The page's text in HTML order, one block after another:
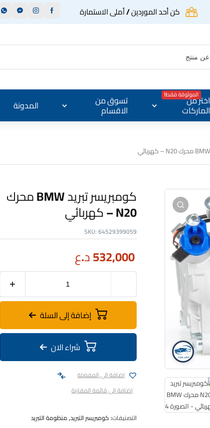
كن أحد الموردين / أملى الاستمارة
اختر من
الماركات
الموثوقة فقط! تسوق من
الاقسام المدونة
كومبريسر تبريد BMW محرك
N20 – كهربائي
SKU:64529399059
532,000د.ع
إضافة إلى السلة
شراء الان
اضافة الى المفضلة
اضافة الى قائمة المقارنة
التصنيفات:كومبريسر التبريد,منظومة التبريد